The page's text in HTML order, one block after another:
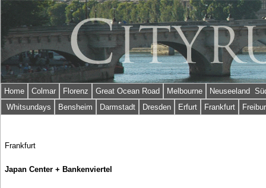
Home Colmar Florenz Great Ocean Road Melbourne
Neuseeland
Whitsundays
Bensheim Darmstadt Dresden Erfurt Frankfurt
Frankfurt
Japan Center + Bankenviertel